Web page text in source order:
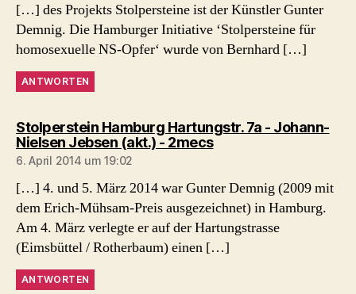
[…] des Projekts Stolpersteine ist der Künstler Gunter
Demnig. Die Hamburger Initiative ‘Stolpersteine für
homosexuelle NS-Opfer‘ wurde von Bernhard […]
ANTWORTEN
Stolperstein Hamburg Hartungstr. 7a - Johann-
Nielsen Jebsen (akt.) - 2mecssagt:
6. April 2014 um 19:02
[…] 4. und 5. März 2014 war Gunter Demnig (2009 mit
dem Erich-Mühsam-Preis ausgezeichnet) in Hamburg.
Am 4. März verlegte er auf der Hartungstrasse
(Eimsbüttel / Rotherbaum) einen […]
ANTWORTEN